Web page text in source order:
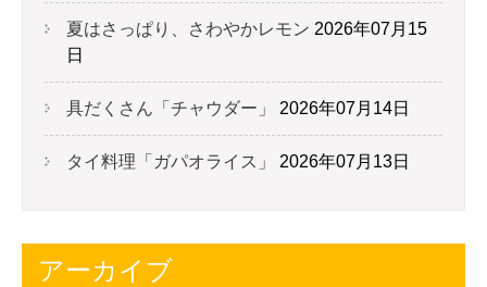
夏はさっぱり、さわやかレモン 2026年07月15
日
具だくさん「チャウダー」 2026年07月14日
タイ料理「ガパオライス」 2026年07月13日
アーカイブ